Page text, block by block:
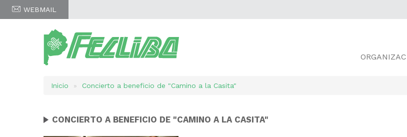
WEBMAIL
Sobrescribir
Inicio Concierto a beneficio de "Camino a la Casita"
CONCIERTO A BENEFICIO DE "CAMINO A LA CASITA"